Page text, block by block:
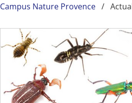
Campus Nature Provence